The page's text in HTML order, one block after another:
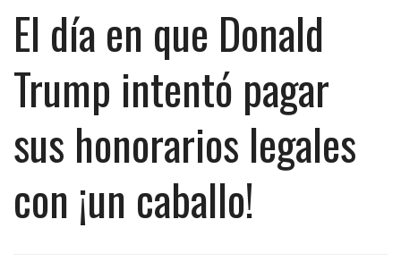
El día en que Donald
Trump intentó pagar
sus honorarios legales
con ¡un caballo!